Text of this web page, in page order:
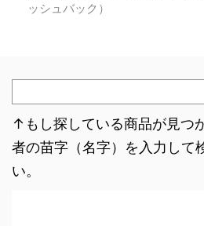
ッシュバック）
↑もし探している商品が見つ
者の苗字（名字）を入力して
い。